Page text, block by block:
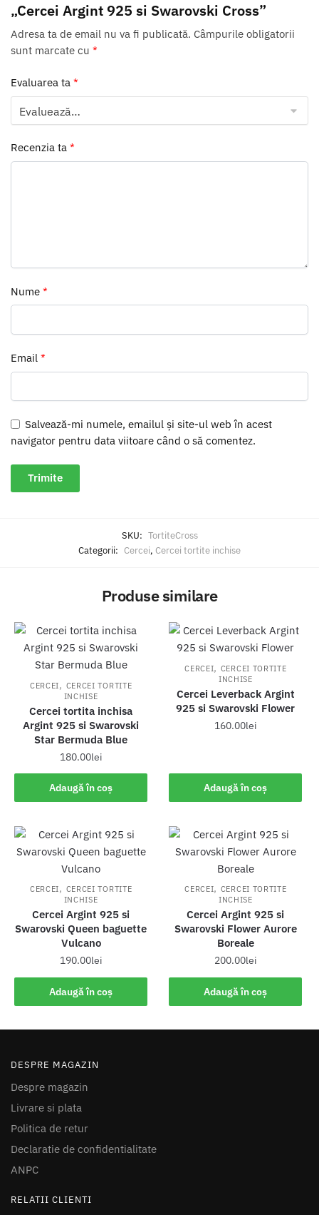
„Cercei Argint 925 si Swarovski Cross”
Adresa ta de email nu va fi publicată. Câmpurile obligatorii
sunt marcate cu *
Evaluarea ta *
Recenzia ta *
Nume *
Email *
Salvează-mi numele, emailul și site-ul web în acest
navigator pentru data viitoare când o să comentez.
SKU: TortiteCross
Categorii: Cercei, Cercei tortite inchise
Produse similare
CERCEI, CERCEI TORTITE
INCHISE
Cercei tortita inchisa
Argint 925 si Swarovski
Star Bermuda Blue
180.00lei
Adaugă în coș
CERCEI, CERCEI TORTITE
INCHISE
Cercei Leverback Argint
925 si Swarovski Flower
160.00lei
Adaugă în coș
CERCEI, CERCEI TORTITE
INCHISE
Cercei Argint 925 si
Swarovski Queen baguette
Vulcano
190.00lei
Adaugă în coș
CERCEI, CERCEI TORTITE
INCHISE
Cercei Argint 925 si
Swarovski Flower Aurore
Boreale
200.00lei
Adaugă în coș
DESPRE MAGAZIN
Despre magazin
Livrare si plata
Politica de retur
Declaratie de confidentialitate
ANPC
RELATII CLIENTI